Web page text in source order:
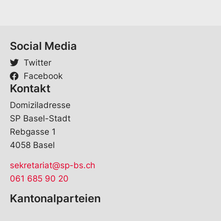
Social Media
Twitter
Facebook
Kontakt
Domiziladresse
SP Basel-Stadt
Rebgasse 1
4058 Basel
sekretariat@sp-bs.ch
061 685 90 20
Kantonalparteien